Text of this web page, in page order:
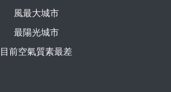
風最大城市
最陽光城市
目前空氣質素最差